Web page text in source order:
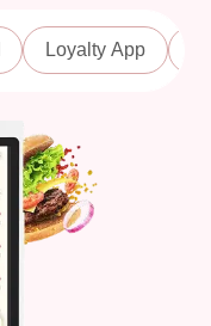
Loyalty App